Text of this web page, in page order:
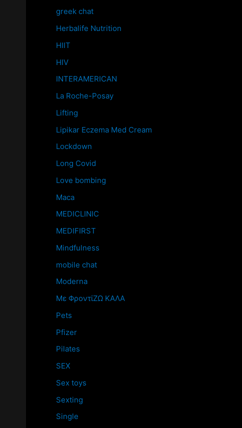
greek chat
Herbalife Nutrition
HIIT
HIV
INTERAMERICAN
La Roche-Posay
Lifting
Lipikar Eczema Med Cream
Lockdown
Long Covid
Love bombing
Maca
MEDICLINIC
MEDIFIRST
Mindfulness
mobile chat
Moderna
Mε ΦροντίΖΩ ΚΑΛΑ
Pets
Pfizer
Pilates
SEX
Sex toys
Sexting
Single